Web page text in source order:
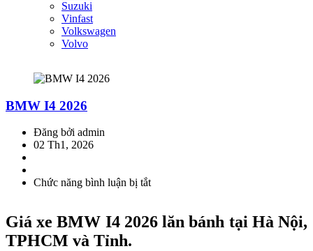
Suzuki
Vinfast
Volkswagen
Volvo
BMW I4 2026
Đăng bởi admin
02 Th1, 2026
Chức năng bình luận bị tắtở
2026
Giá xe BMW I4 2026 lăn bánh tại Hà Nội,
TPHCM và Tỉnh.